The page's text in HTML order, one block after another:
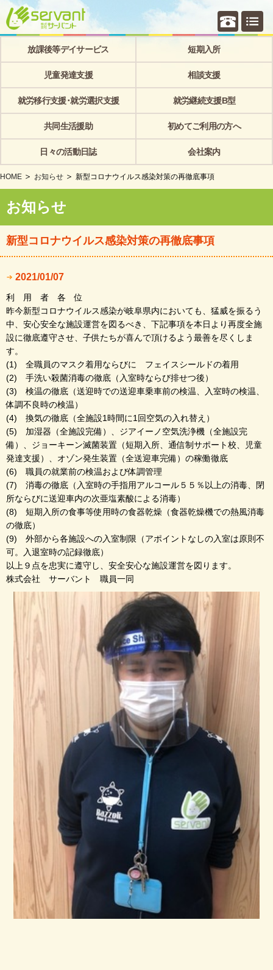
個別相
放課後等デイサービス 短期入所
児童発達支援 相談支援
就労移行支援･就労選択支援 就労継続支援B型
共同生活援助 初めてご利用の方へ
日々の活動日誌 会社案内
HOME お知らせ 新型コロナウイルス感染対策の再徹底事項
お知らせ
新型コロナウイルス感染対策の再徹底事項
2021/01/07
利 用 者 各 位
昨今新型コロナウイルス感染が岐阜県内においても、猛威を振るう
中、安心安全な施設運営を図るべき、下記事項を本日より再度全施
設に徹底遵守させ、子供たちが喜んで頂けるよう最善を尽くしま
す。
(1) 全職員のマスク着用ならびに フェイスシールドの着用
(2) 手洗い殺菌消毒の徹底（入室時ならび排せつ後）
(3) 検温の徹底（送迎時での送迎車乗車前の検温、入室時の検温、
体調不良時の検温）
(4) 換気の徹底（全施設1時間に1回空気の入れ替え）
(5) 加湿器（全施設完備）、ジアイーノ空気洗浄機（全施設完
備）、ジョーキーン滅菌装置（短期入所、通信制サポート校、児童
発達支援）、オゾン発生装置（全送迎車完備）の稼働徹底
(6) 職員の就業前の検温および体調管理
(7) 消毒の徹底（入室時の手指用アルコール５５％以上の消毒、閉
所ならびに送迎車内の次亜塩素酸による消毒）
(8) 短期入所の食事等使用時の食器乾燥（食器乾燥機での熱風消毒
の徹底）
(9) 外部から各施設への入室制限（アポイントなしの入室は原則不
可。入退室時の記録徹底）
以上９点を忠実に遵守し、安全安心な施設運営を図ります。
株式会社 サーバント 職員一同